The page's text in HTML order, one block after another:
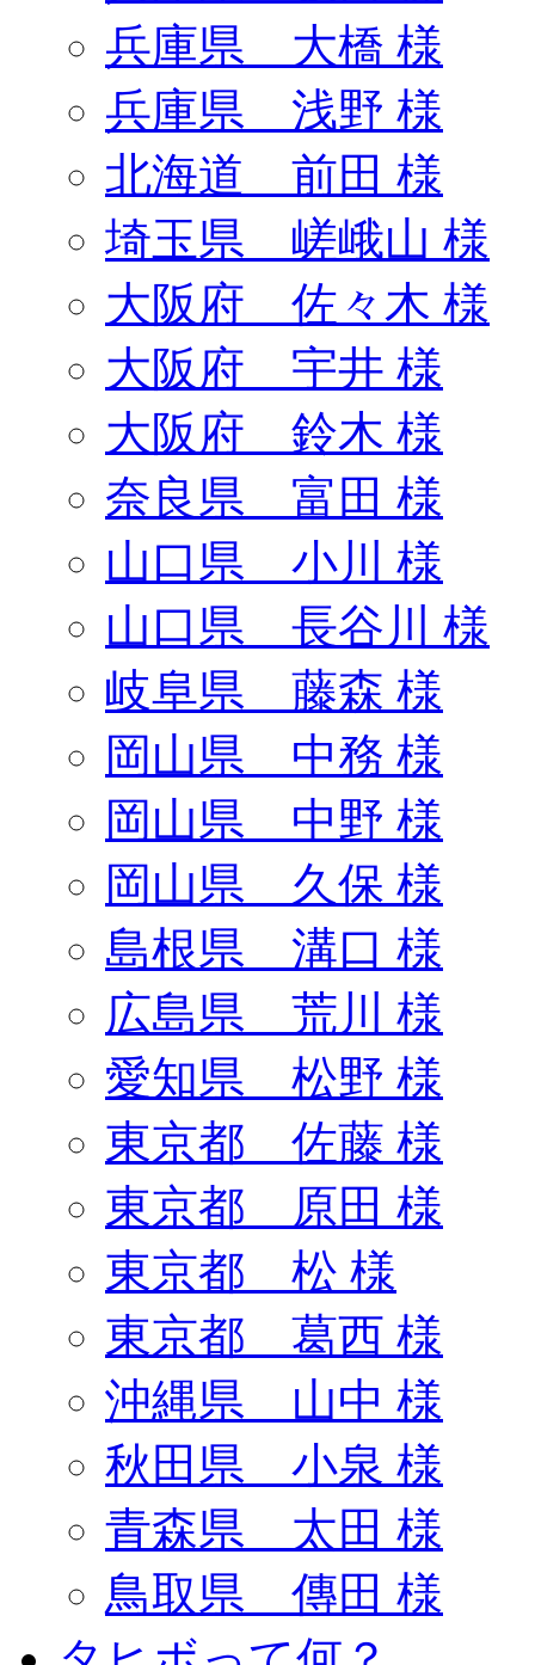
兵庫県 大橋 様
兵庫県 浅野 様
北海道 前田 様
埼玉県 嵯峨山 様
大阪府 佐々木 様
大阪府 宇井 様
大阪府 鈴木 様
奈良県 富田 様
山口県 小川 様
山口県 長谷川 様
岐阜県 藤森 様
岡山県 中務 様
岡山県 中野 様
岡山県 久保 様
島根県 溝口 様
広島県 荒川 様
愛知県 松野 様
東京都 佐藤 様
東京都 原田 様
東京都 松 様
東京都 葛西 様
沖縄県 山中 様
秋田県 小泉 様
青森県 太田 様
鳥取県 傳田 様